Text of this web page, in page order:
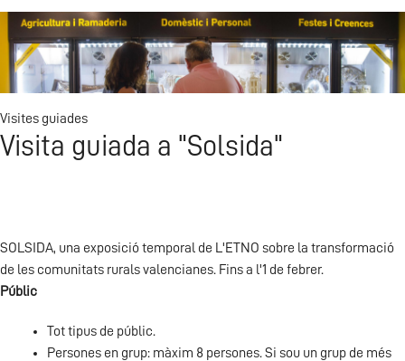
Visites guiades
Visita guiada a "Solsida"
SOLSIDA, una exposició temporal de L'ETNO sobre la transformació
de les comunitats rurals valencianes. Fins a l'1 de febrer.
Públic
Tot tipus de públic.
Persones en grup: màxim 8 persones. Si sou un grup de més